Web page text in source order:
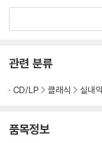
e: Richter at His Gre
관련 분류
CD/LP 클래식 실내
품목정보